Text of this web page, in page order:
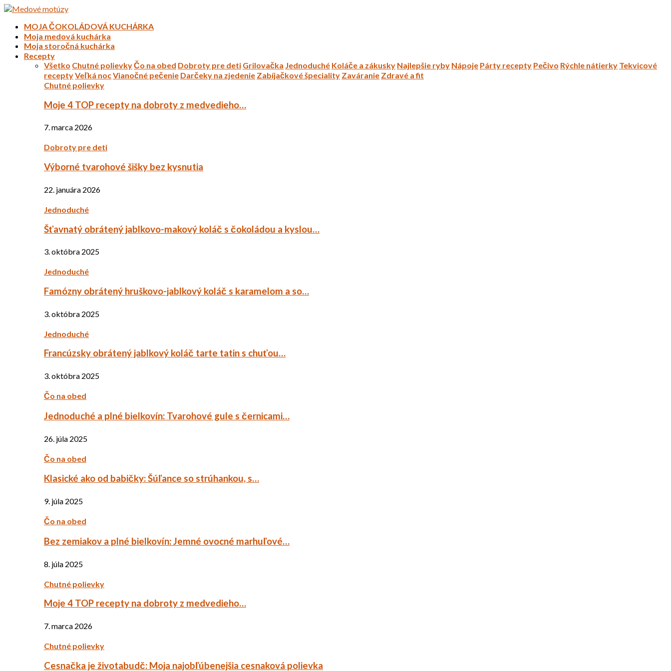
MOJA ČOKOLÁDOVÁ KUCHÁRKA
Moja medová kuchárka
Moja storočná kuchárka
Recepty
Všetko Chutné polievkyČo na obed Dobroty pre deti Grilovačka Jednoduché Koláče a zákusky Najlepšie ryby Nápoje Párty recepty Pečivo Rýchle nátierky Tekvicové
receptyVeľká nocVianočné pečenie Darčeky na zjedenie Zabíjačkové špeciality Zaváranie Zdravé a fit
Chutné polievky
Moje 4 TOP recepty na dobroty z medvedieho…
7. marca 2026
Dobroty pre deti
Výborné tvarohové šišky bez kysnutia
22. januára 2026
Jednoduché
Šťavnatý obrátený jablkovo-makový koláč s čokoládou a kyslou…
3. októbra 2025
Jednoduché
Famózny obrátený hruškovo-jablkový koláč s karamelom a so…
3. októbra 2025
Jednoduché
Francúzsky obrátený jablkový koláč tarte tatin s chuťou…
3. októbra 2025
Čo na obed
Jednoduché a plné bielkovín: Tvarohové gule s černicami…
26. júla 2025
Čo na obed
Klasické ako od babičky: Šúľance so strúhankou, s…
9. júla 2025
Čo na obed
Bez zemiakov a plné bielkovín: Jemné ovocné marhuľové…
8. júla 2025
Chutné polievky
Moje 4 TOP recepty na dobroty z medvedieho…
7. marca 2026
Chutné polievky
Cesnačka je životabudč: Moja najobľúbenejšia cesnaková polievka